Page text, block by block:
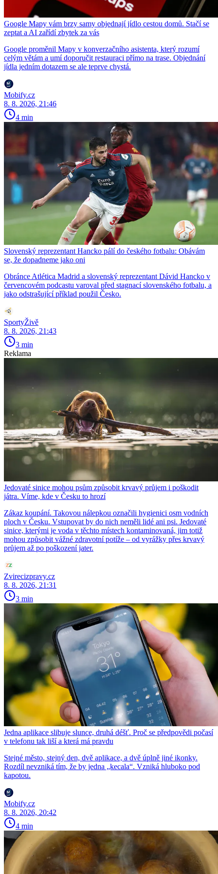
Google Mapy vám brzy samy objednají jídlo cestou domů. Stačí se
zeptat a AI zařídí zbytek za vás
Google proměnil Mapy v konverzačního asistenta, který rozumí
celým větám a umí doporučit restauraci přímo na trase. Objednání
jídla jedním dotazem se ale teprve chystá.
Mobify.cz
8. 8. 2026, 21:46
4 min
Slovenský reprezentant Hancko pálí do českého fotbalu: Obávám
se, že dopadneme jako oni
Obránce Atlética Madrid a slovenský reprezentant Dávid Hancko v
červencovém podcastu varoval před stagnací slovenského fotbalu, a
jako odstrašující příklad použil Česko.
SportyŽivě
8. 8. 2026, 21:43
3 min
Reklama
Jedovaté sinice mohou psům způsobit krvavý průjem i poškodit
játra. Víme, kde v Česku to hrozí
Zákaz koupání. Takovou nálepkou označili hygienici osm vodních
ploch v Česku. Vstupovat by do nich neměli lidé ani psi. Jedovaté
sinice, kterými je voda v těchto místech kontaminovaná, jim totiž
mohou způsobit vážné zdravotní potíže – od vyrážky přes krvavý
průjem až po poškození jater.
Zvirecizpravy.cz
8. 8. 2026, 21:31
3 min
Jedna aplikace slibuje slunce, druhá déšť. Proč se předpovědi počasí
v telefonu tak liší a která má pravdu
Stejné město, stejný den, dvě aplikace, a dvě úplně jiné ikonky.
Rozdíl nevzniká tím, že by jedna „kecala“. Vzniká hluboko pod
kapotou.
Mobify.cz
8. 8. 2026, 20:42
4 min